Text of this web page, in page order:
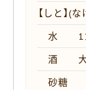
【しと】(
水 1
酒 大
砂糖